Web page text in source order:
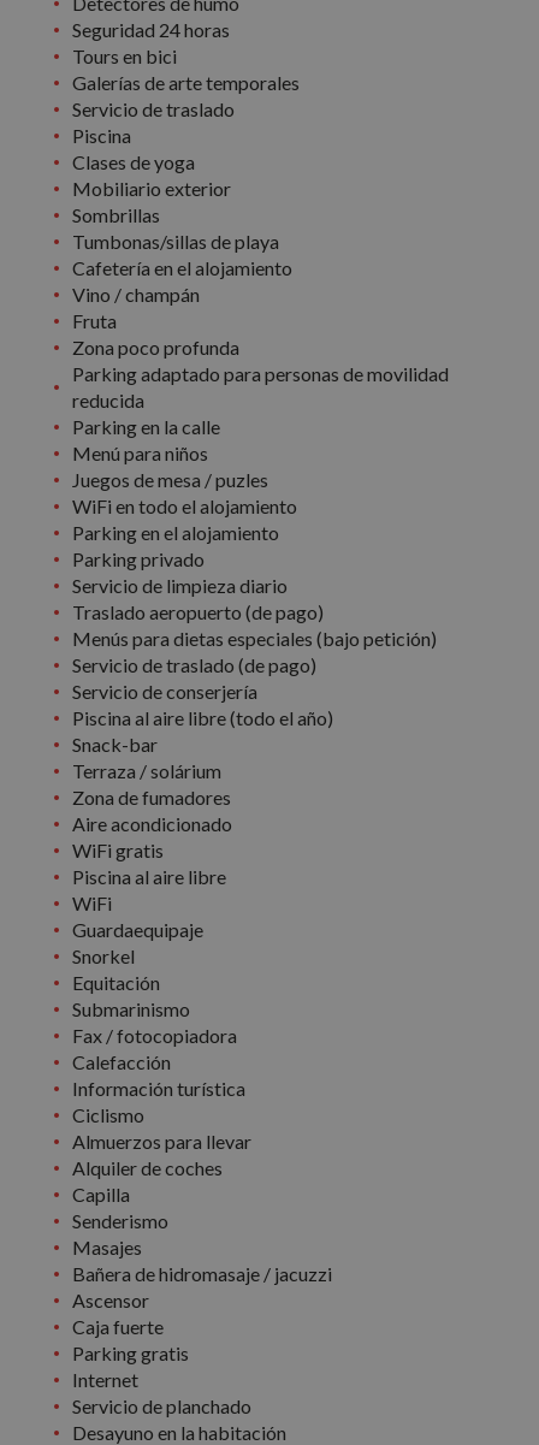
Seguridad 24 horas
Tours en bici
Galerías de arte temporales
Servicio de traslado
Piscina
Clases de yoga
Mobiliario exterior
Sombrillas
Tumbonas/sillas de playa
Cafetería en el alojamiento
Vino / champán
Fruta
Zona poco profunda
Parking adaptado para personas de movilidad
reducida
Parking en la calle
Menú para niños
Juegos de mesa / puzles
WiFi en todo el alojamiento
Parking en el alojamiento
Parking privado
Servicio de limpieza diario
Traslado aeropuerto (de pago)
Menús para dietas especiales (bajo petición)
Servicio de traslado (de pago)
Servicio de conserjería
Piscina al aire libre (todo el año)
Snack-bar
Terraza / solárium
Zona de fumadores
Aire acondicionado
WiFi gratis
Piscina al aire libre
WiFi
Guardaequipaje
Snorkel
Equitación
Submarinismo
Fax / fotocopiadora
Calefacción
Información turística
Ciclismo
Almuerzos para llevar
Alquiler de coches
Capilla
Senderismo
Masajes
Bañera de hidromasaje / jacuzzi
Ascensor
Caja fuerte
Parking gratis
Internet
Servicio de planchado
Desayuno en la habitación